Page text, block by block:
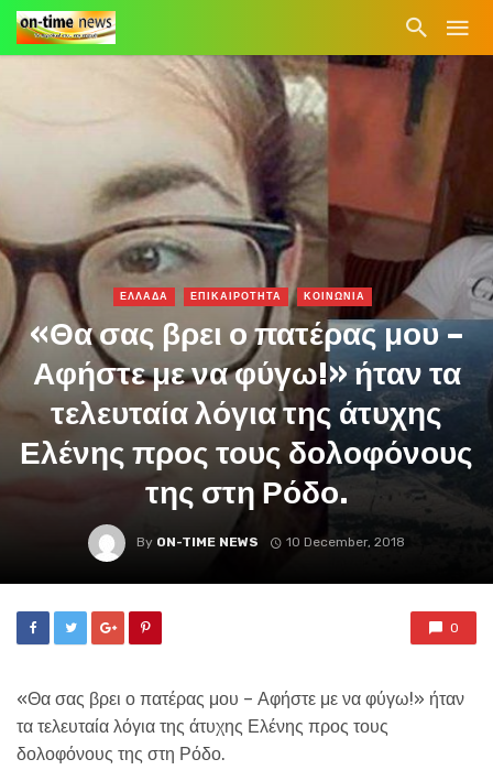
ΕΛΛΑΔΑ ΕΠΙΚΑΙΡΟΤΗΤΑ ΚΟΙΝΩΝΙΑ
«Θα σας βρει ο πατέρας μου –
Αφήστε με να φύγω!» ήταν τα
τελευταία λόγια της άτυχης
Ελένης προς τους δολοφόνους
της στη Ρόδο.
By ON-TIME NEWS 10 December, 2018
0
«Θα σας βρει ο πατέρας μου – Αφήστε με να φύγω!» ήταν
τα τελευταία λόγια της άτυχης Ελένης προς τους
δολοφόνους της στη Ρόδο.